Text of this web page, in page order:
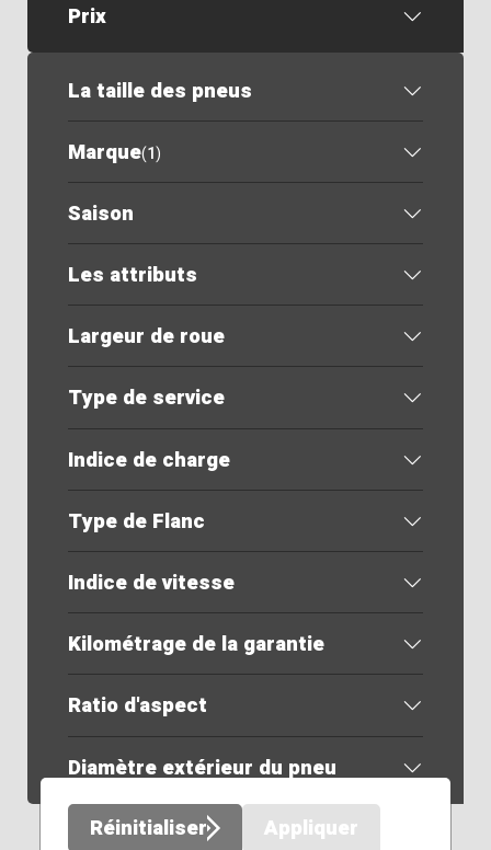
Prix
La taille des pneus
Marque(1)
Saison
Les attributs
Largeur de roue
Type de service
Indice de charge
Type de Flanc
Indice de vitesse
Kilométrage de la garantie
Ratio d'aspect
Diamètre extérieur du pneu
Réinitialiser
Appliquer